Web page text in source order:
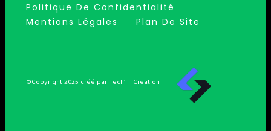
Politique De Confidentialité
Mentions Légales
Plan De Site
©Copyright 2025 créé par Tech’IT Creation